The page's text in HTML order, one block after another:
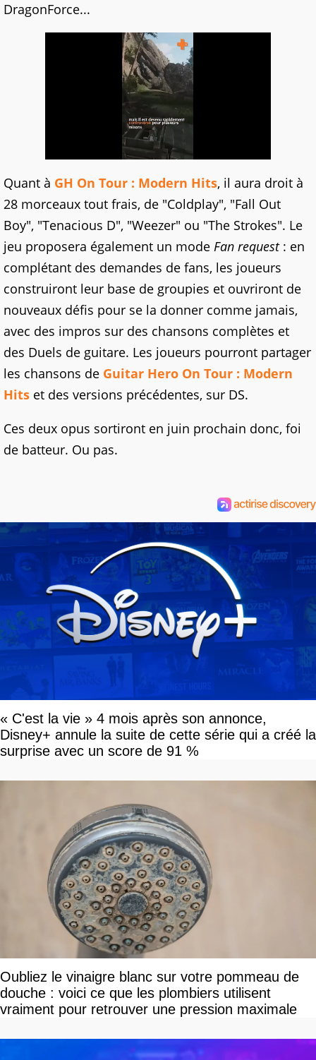
DragonForce...
Quant à GH On Tour : Modern Hits, il aura droit à
28 morceaux tout frais, de "Coldplay", "Fall Out
Boy", "Tenacious D", "Weezer" ou "The Strokes". Le
jeu proposera également un mode Fan request: en
complétant des demandes de fans, les joueurs
construiront leur base de groupies et ouvriront de
nouveaux défis pour se la donner comme jamais,
avec des impros sur des chansons complètes et
des Duels de guitare. Les joueurs pourront partager
les chansons de Guitar Hero On Tour : Modern
Hits et des versions précédentes, sur DS.
Ces deux opus sortiront en juin prochain donc, foi
de batteur. Ou pas.
« C'est la vie » 4 mois après son annonce,
Disney+ annule la suite de cette série qui a créé la
surprise avec un score de 91 %
Oubliez le vinaigre blanc sur votre pommeau de
douche : voici ce que les plombiers utilisent
vraiment pour retrouver une pression maximale